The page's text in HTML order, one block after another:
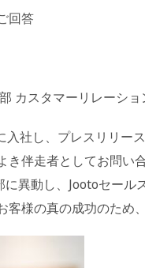
回答
カスタマーリレーシ
入社し、プレスリリー
伴走者としてお問い
異動し、Jootoセー
様の真の成功のため